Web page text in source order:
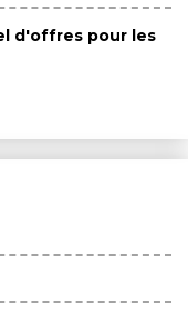
d'offres pour les